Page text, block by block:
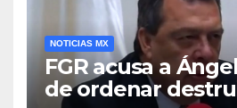
NOTICIAS MX
FGR acusa a
de ordenar